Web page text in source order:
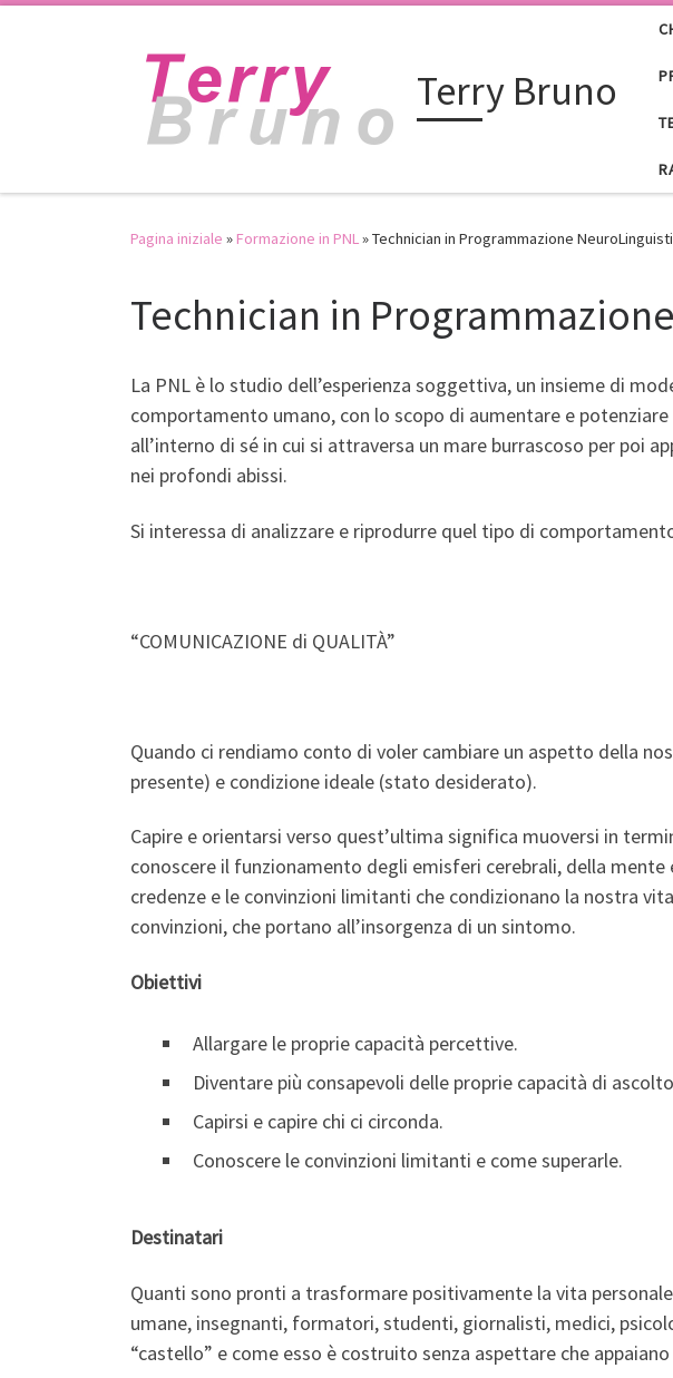
Terry Bruno
Pagina iniziale »Formazione in PNL »Technician in Programmazione
Technician in
La PNL è lo studio dell’esperienza soggettiva, un insieme di
comportamento umano, con lo scopo di aumentare e
all’interno di sé in cui si attraversa un mare burrascoso per poi
nei profondi abissi.
Si interessa di analizzare e riprodurre quel tipo di
“COMUNICAZIONE di QUALITÀ”
Quando ci rendiamo conto di voler cambiare un aspetto della
presente) e condizione ideale (stato desiderato).
Capire e orientarsi verso quest’ultima significa muoversi in
conoscere il funzionamento degli emisferi cerebrali, della
credenze e le convinzioni limitanti che condizionano la nostra
convinzioni, che portano all’insorgenza di un sintomo.
Obiettivi
Allargare le proprie capacità percettive.
Diventare più consapevoli delle proprie capacità di
Capirsi e capire chi ci circonda.
Conoscere le convinzioni limitanti e come superarle.
Destinatari
Quanti sono pronti a trasformare positivamente la vita
umane, insegnanti, formatori, studenti, giornalisti, medici,
“castello” e come esso è costruito senza aspettare che appaiano